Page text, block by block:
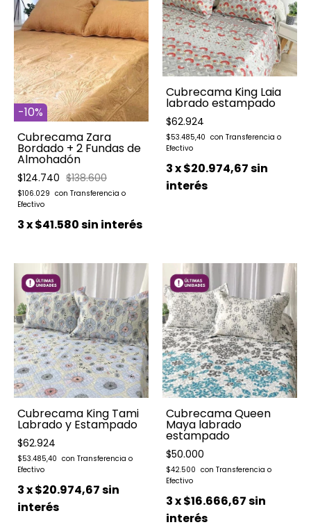
-10%
Cubrecama Zara
Bordado + 2 Fundas de
Almohadón
$124.740 $138.600
$106.029
3x$41.580sin interés
Cubrecama King Laia
labrado estampado
$62.924
$53.485,40
3x$20.974,67sin
interés
Cubrecama King Tami
Labrado y Estampado
$62.924
$53.485,40
3x$20.974,67sin
interés
Cubrecama Queen
Maya labrado
estampado
$50.000
$42.500
3x$16.666,67sin
interés